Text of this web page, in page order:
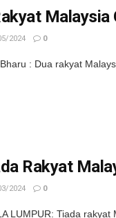
Malaysia
2024 0
: Dua rakyat
Rakyat
2024 0
LUMPUR: Tiada